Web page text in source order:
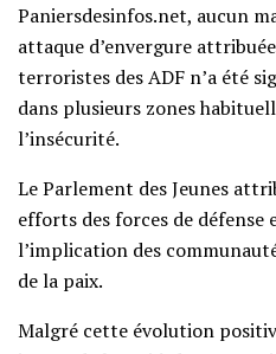
Paniersdesinfos.net, aucun
attaque d’envergure
terroristes des ADF n’a été
dans plusieurs zones
l’insécurité.
Le Parlement des Jeunes
efforts des forces de défense
l’implication des
de la paix.
Malgré cette évolution